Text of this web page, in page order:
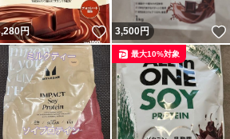
いね！
円 いいね！
3,500円
最大10%対象